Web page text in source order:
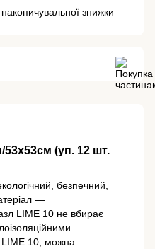
знижки
(уп. 12 шт.
безпечний,
—
LIME 10 не вбирає
LIME 10, можна